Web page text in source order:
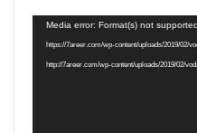
Media error: Format(s) not